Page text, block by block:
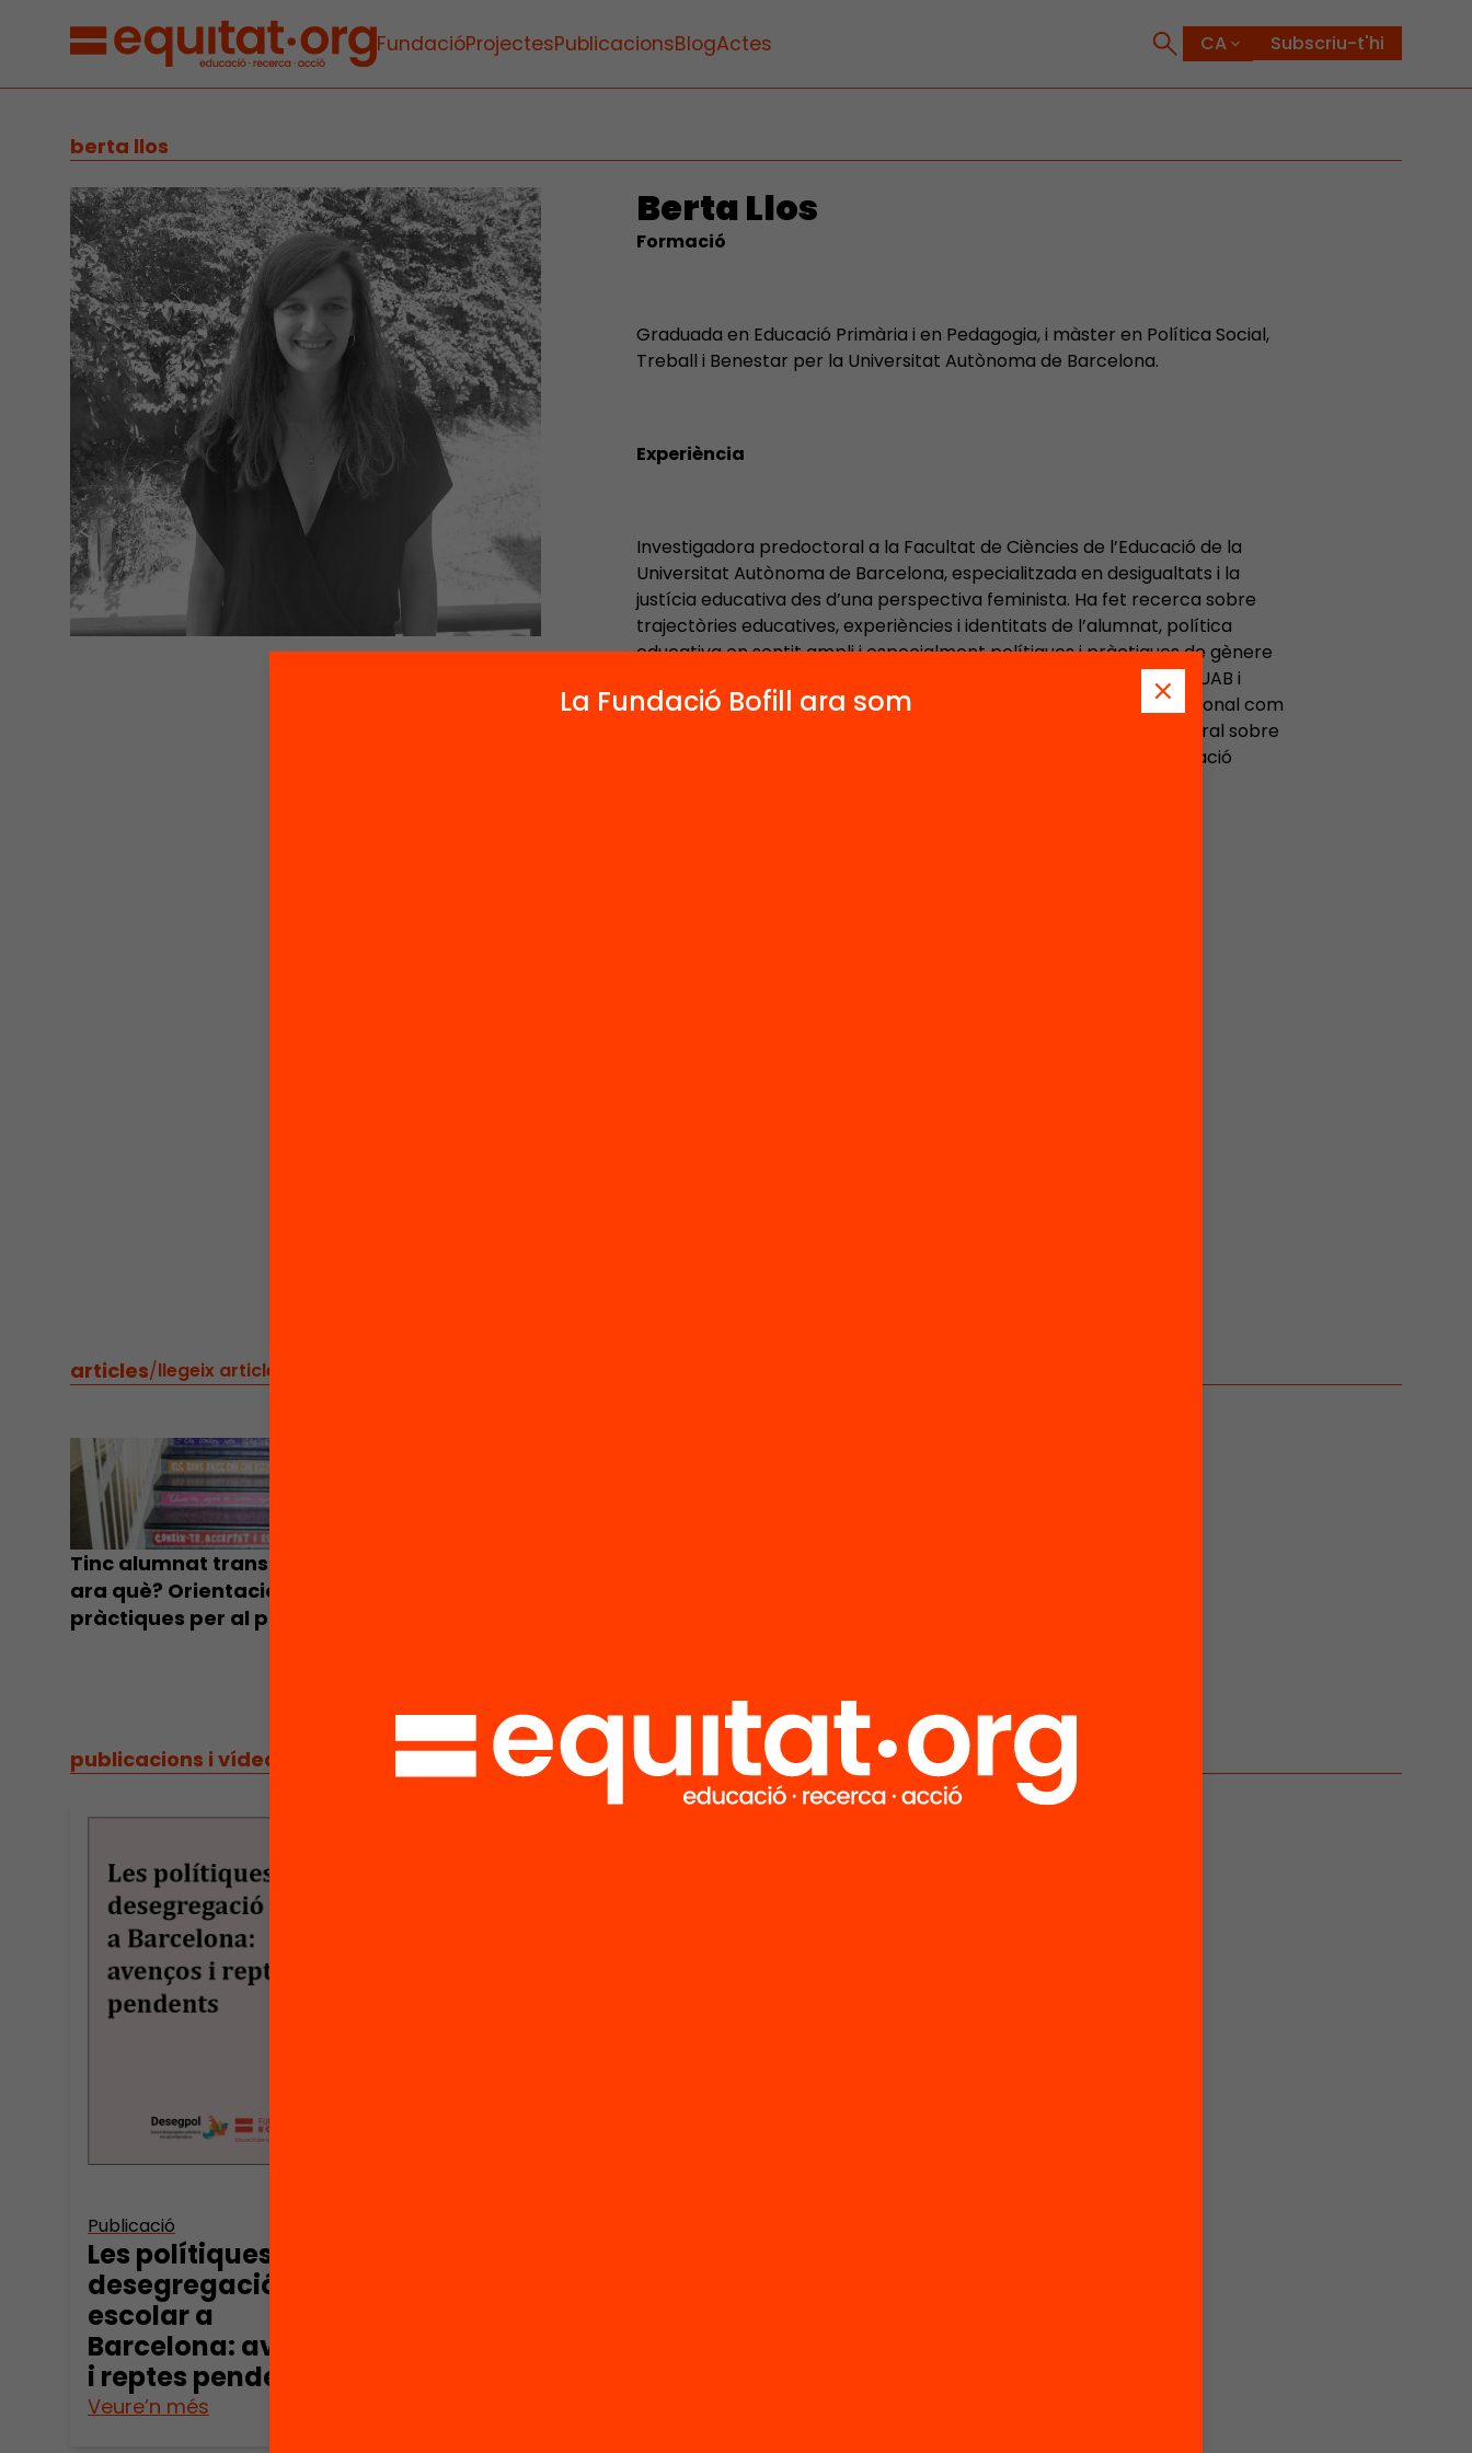
FundacióProjectesPublicacionsBlogActes Subscriu-t'hi
berta llos
Berta Llos
Formació
Graduada en Educació Primària i en Pedagogia, i màster en Política Social,
Treball i Benestar per la Universitat Autònoma de Barcelona.
Experiència
Investigadora predoctoral a la Facultat de Ciències de l’Educació de la
Universitat Autònoma de Barcelona, especialitzada en desigualtats i la
justícia educativa des d’una perspectiva feminista. Ha fet recerca sobre
trajectòries educatives, experiències i identitats de l’alumnat, política
educativa en sentit ampli i especialment polítiques i pràctiques de gènere
en contextos educatius. Forma part dels grups de recerca GEPS-UAB i
ATLAS. Actualment, treballa en projectes de recerca d’àmbit nacional com
LEARNER (sobre identitats d’aprenent) i realitza la seva tesi doctoral sobre
identitats, concepcions i resistències de gènere a centres d’educació
articles/llegeix articles relacionats
Tinc alumnat trans al centre, i
ara què? Orientacions
pràctiques per al professorat
publicacions i vídeos publicacions i vídeos relacionats
Publicació
Les polítiques de
desegregació
escolar a
Barcelona: avenços
i reptes pendents
Veure’n més
La Fundació Bofill ara som